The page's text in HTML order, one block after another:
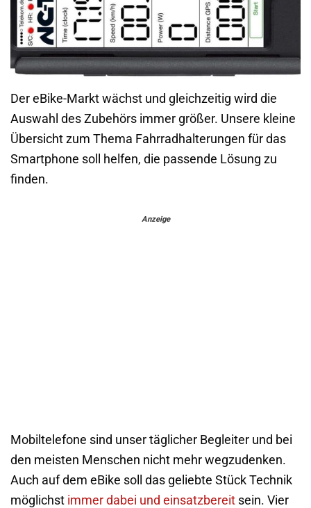
Der eBike-Markt wächst und gleichzeitig wird die
Auswahl des Zubehörs immer größer. Unsere kleine
Übersicht zum Thema Fahrradhalterungen für das
Smartphone soll helfen, die passende Lösung zu
finden.
Anzeige
Mobiltelefone sind unser täglicher Begleiter und bei
den meisten Menschen nicht mehr wegzudenken.
Auch auf dem eBike soll das geliebte Stück Technik
möglichst immer dabei und einsatzbereit sein. Vier